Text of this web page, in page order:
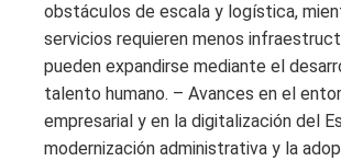
obstáculos de escala y logística,
servicios requieren menos
pueden expandirse mediante el
talento humano. – Avances en el
empresarial y en la digitalización del
modernización administrativa y la